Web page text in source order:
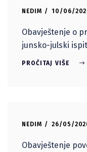
NEDIM 10/06/
Obavještenje o
junsko-julski
PROČITAJ VIŠE
NEDIM 26/05/
Obavještenje